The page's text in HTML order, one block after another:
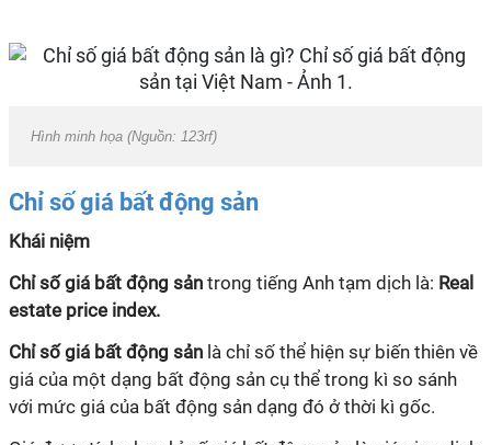
Hình minh họa (Nguồn: 123rf)
Chỉ số giá bất động sản
Khái niệm
Chỉ số giá bất động sản trong tiếng Anh tạm dịch là: Real
estate price index.
Chỉ số giá bất động sản là chỉ số thể hiện sự biến thiên về
giá của một dạng bất động sản cụ thể trong kì so sánh
với mức giá của bất động sản dạng đó ở thời kì gốc.